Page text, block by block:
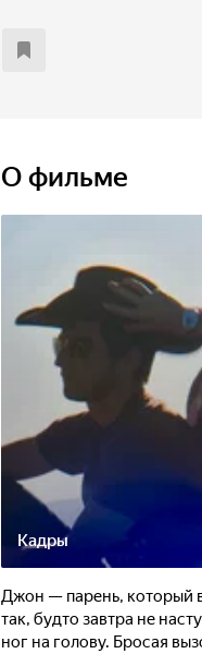
их жизни красками,
О фильме
Кадры
Джон — парень, который
так, будто завтра не
ног на голову. Бросая